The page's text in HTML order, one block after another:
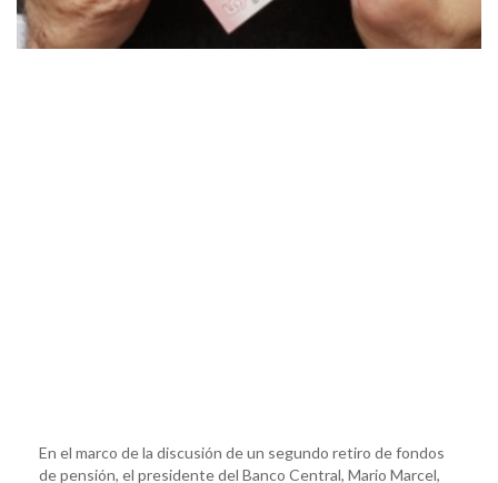
En el marco de la discusión de un segundo retiro de fondos
de pensión, el presidente del Banco Central, Mario Marcel,